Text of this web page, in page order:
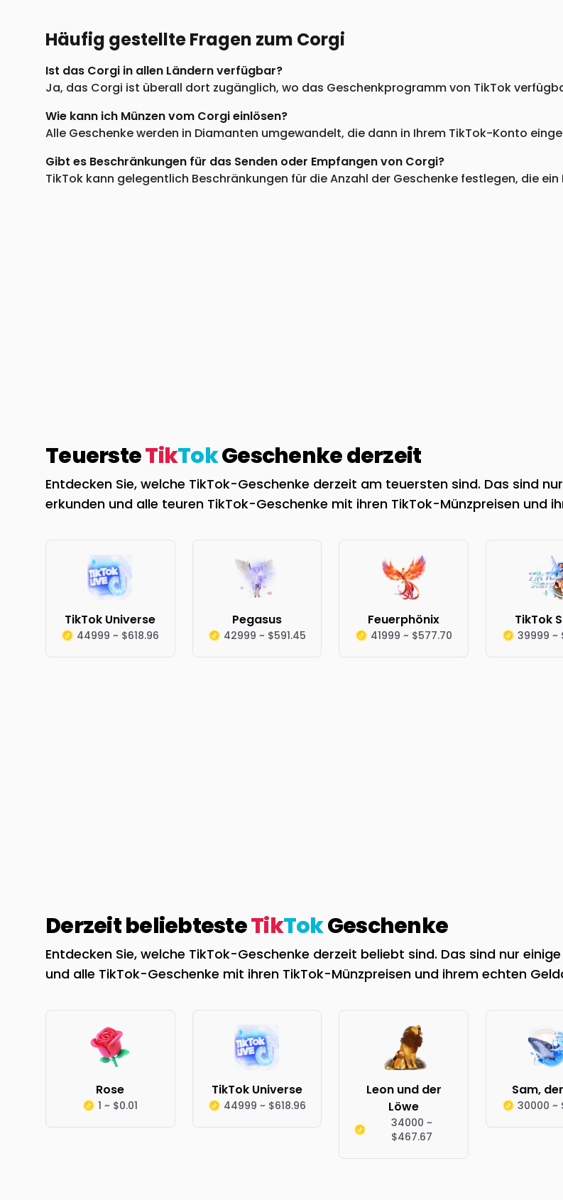
Häufig gestellte Fragen zum Corgi
Ist das Corgi in allen Ländern verfügbar?
Ja, das Corgi ist überall dort zugänglich, wo das Geschenkprogramm von TikTok
Wie kann ich Münzen vom Corgi einlösen?
Alle Geschenke werden in Diamanten umgewandelt, die dann in Ihrem TikTok-Konto
Gibt es Beschränkungen für das Senden oder Empfangen von Corgi?
TikTok kann gelegentlich Beschränkungen für die Anzahl der Geschenke festlegen, die ein
TeuersteTikTokGeschenke derzeit
Entdecken Sie, welche TikTok-Geschenke derzeit am teuersten sind. Das sind
erkunden und alle teuren TikTok-Geschenke mit ihren TikTok-Münzpreisen und
TikTok Universe
44999 ~ $618.96
Pegasus
42999 ~ $591.45
Feuerphönix
41999 ~ $577.70
TikTok
39999 ~
Derzeit beliebtesteTikTokGeschenke
Entdecken Sie, welche TikTok-Geschenke derzeit beliebt sind. Das sind nur
und alle TikTok-Geschenke mit ihren TikTok-Münzpreisen und ihrem echten
Rose
1 ~ $0.01
TikTok Universe
44999 ~ $618.96
Leon und der
Löwe
34000 ~
$467.67
Sam,
30000 ~